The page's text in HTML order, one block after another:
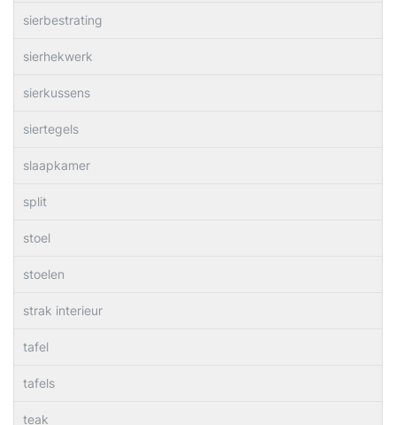
sierbestrating
sierhekwerk
sierkussens
siertegels
slaapkamer
split
stoel
stoelen
strak interieur
tafel
tafels
teak